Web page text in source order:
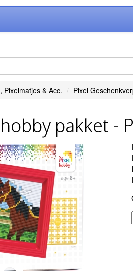
Pixelmatjes & Acc. Pixel
pakket -